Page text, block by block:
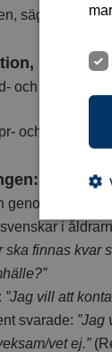
säger Johan
kontakta:
och
och
genomfördes
i
ska finnas kvar
”Jag vill att
svarade: ”Jag
vet ej.”